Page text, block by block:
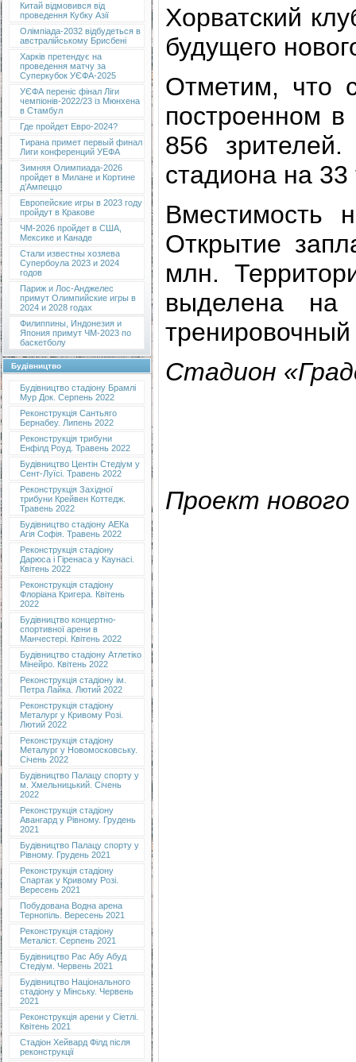
Китай відмовився від
проведення Кубку Азії
Олімпіада-2032 відбудеться в
австралійському Брисбені
Харків претендує на
проведення матчу за
Суперкубок УЄФА-2025
УЄФА переніс фінал Ліги
чемпіонів-2022/23 із Мюнхена
в Стамбул
Где пройдет Евро-2024?
Тирана примет первый финал
Лиги конференций УЕФА
Зимняя Олимпиада-2026
пройдет в Милане и Кортине
д’Ампеццо
Европейские игры в 2023 году
пройдут в Кракове
ЧМ-2026 пройдет в США,
Мексике и Канаде
Стали известны хозяева
Супербоула 2023 и 2024
годов
Париж и Лос-Анджелес
примут Олимпийские игры в
2024 и 2028 годах
Филиппины, Индонезия и
Япония примут ЧМ-2023 по
баскетболу
Будівництво
Будівництво стадіону Брамлі
Мур Док. Серпень 2022
Реконструкція Сантьяго
Бернабеу. Липень 2022
Реконструкція трибуни
Енфілд Роуд. Травень 2022
Будівництво Центін Стедіум у
Сент-Луїсі. Травень 2022
Реконструкція Західної
трибуни Крейвен Коттедж.
Травень 2022
Будівництво стадіону АЕКа
Агія Софія. Травень 2022
Реконструкція стадіону
Дарюса і Гіренаса у Каунасі.
Квітень 2022
Реконструкція стадіону
Флоріана Кригера. Квітень
2022
Будівництво концертно-
спортивної арени в
Манчестері. Квітень 2022
Будівництво стадіону Атлетіко
Мінейро. Квітень 2022
Реконструкція стадіону ім.
Петра Лайка. Лютий 2022
Реконструкція стадіону
Металург у Кривому Розі.
Лютий 2022
Реконструкція стадіону
Металург у Новомосковську.
Січень 2022
Будівництво Палацу спорту у
м. Хмельницький. Січень
2022
Реконструкція стадіону
Авангард у Рівному. Грудень
2021
Будівництво Палацу спорту у
Рівному. Грудень 2021
Реконструкція стадіону
Спартак у Кривому Розі.
Вересень 2021
Побудована Водна арена
Тернопіль. Вересень 2021
Реконструкція стадіону
Металіст. Серпень 2021
Будівництво Рас Абу Абуд
Стедіум. Червень 2021
Будівництво Національного
стадіону у Мінську. Червень
2021
Реконструкція арени у Сіетлі.
Квітень 2021
Стадіон Хейвард Філд після
реконструкції
Хорватский
будущего
Отметим, что
построенном
856
стадиона на
Вместимость
Открытие
млн.
выделена на
Стадион
Проект